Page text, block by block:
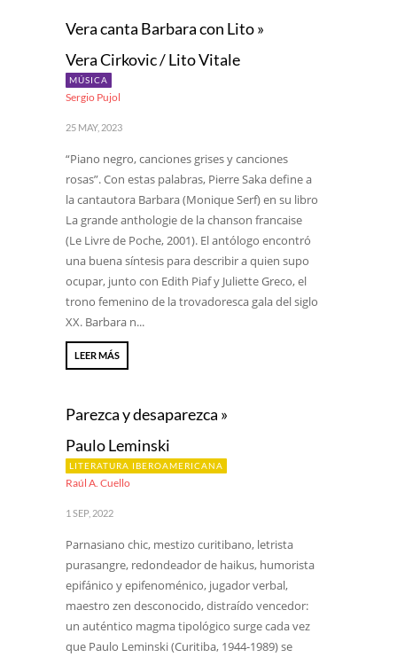
Vera canta Barbara con Lito »
Vera Cirkovic / Lito Vitale
MÚSICA
Sergio Pujol
25 MAY, 2023
“Piano negro, canciones grises y canciones
rosas”. Con estas palabras, Pierre Saka define a
la cantautora Barbara (Monique Serf) en su libro
La grande anthologie de la chanson francaise
(Le Livre de Poche, 2001). El antólogo encontró
una buena síntesis para describir a quien supo
ocupar, junto con Edith Piaf y Juliette Greco, el
trono femenino de la trovadoresca gala del siglo
XX. Barbara n...
LEER MÁS
Parezca y desaparezca »
Paulo Leminski
LITERATURA IBEROAMERICANA
Raúl A. Cuello
1 SEP, 2022
Parnasiano chic, mestizo curitibano, letrista
purasangre, redondeador de haikus, humorista
epifánico y epifenoménico, jugador verbal,
maestro zen desconocido, distraído vencedor:
un auténtico magma tipológico surge cada vez
que Paulo Leminski (Curitiba, 1944-1989) se